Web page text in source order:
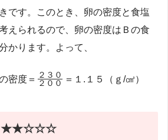
です。このとき、卵の密度と食塩
えられるので、卵の密度はＢの食
かります。よって、
密度＝ \frac{２
２００
２３０ ＝１.１５（ｇ/㎤）
★★☆☆☆